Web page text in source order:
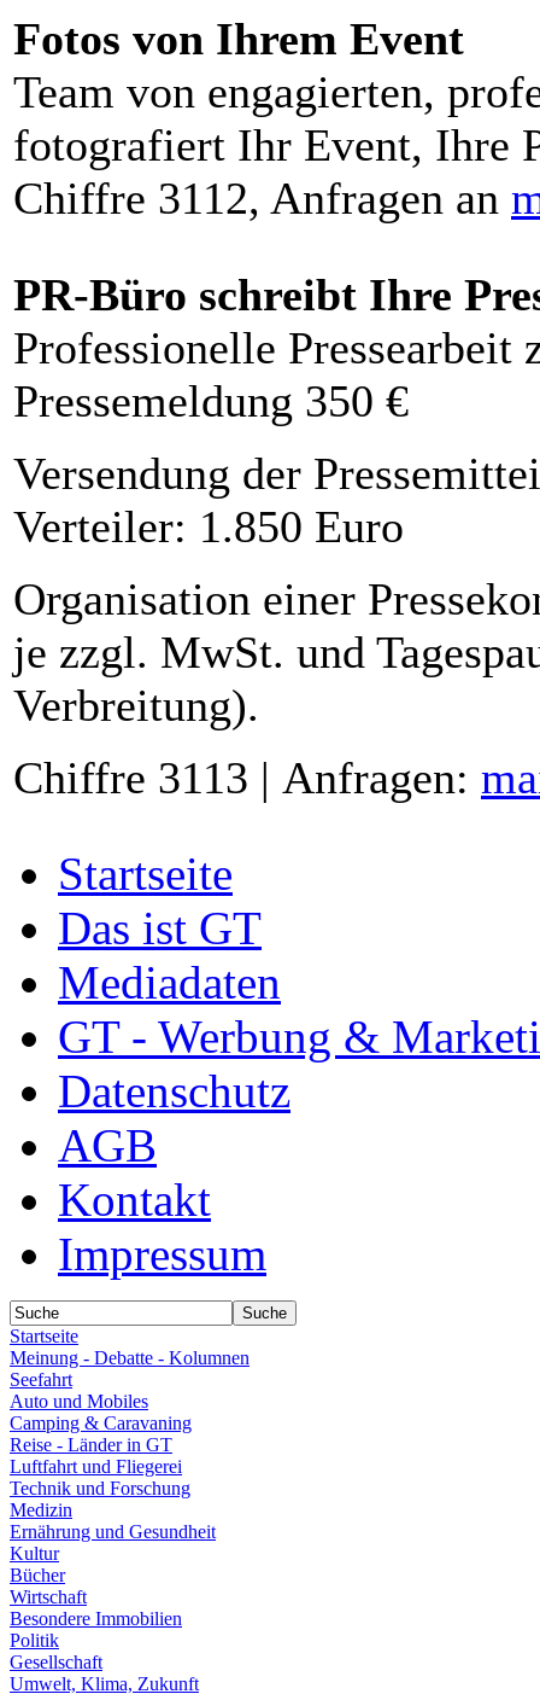
Fotos von Ihrem Event
Team von engagierten,
fotografiert Ihr Event, Ihre
Chiffre 3112, Anfragen an
PR-Büro schreibt Ihre
Professionelle Pressearbeit
Pressemeldung 350 €
Versendung der
Verteiler: 1.850 Euro
Organisation einer
je zzgl. MwSt. und
Verbreitung).
Chiffre 3113 | Anfragen:
Startseite
Das ist GT
Mediadaten
GT - Werbung &
Datenschutz
AGB
Kontakt
Impressum
Startseite
Meinung - Debatte - Kolumnen
Seefahrt
Auto und Mobiles
Camping & Caravaning
Reise - Länder in GT
Luftfahrt und Fliegerei
Technik und Forschung
Medizin
Ernährung und Gesundheit
Kultur
Bücher
Wirtschaft
Besondere Immobilien
Politik
Gesellschaft
Umwelt, Klima, Zukunft